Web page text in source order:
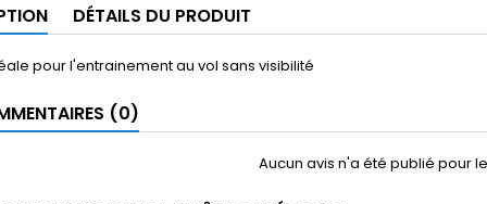
DÉTAILS DU PRODUIT
pour l'entrainement au vol sans visibilité
(0)
Aucun avis n'a été publié pour